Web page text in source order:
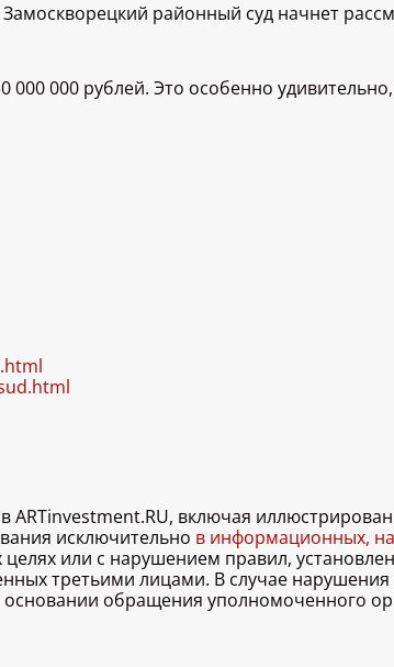
районный суд начнет
000 рублей. Это особенно
включая
исключительно в информационных,
или с нарушением правил,
третьими лицами. В случае
основании обращения уполномоченного